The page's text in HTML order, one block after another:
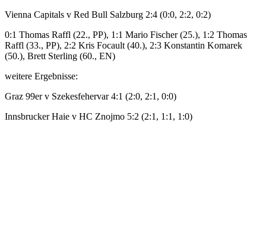
Vienna Capitals v Red Bull Salzburg 2:4 (0:0, 2:2, 0:2)
0:1 Thomas Raffl (22., PP), 1:1 Mario Fischer (25.), 1:2 Thomas
Raffl (33., PP), 2:2 Kris Focault (40.), 2:3 Konstantin Komarek
(50.), Brett Sterling (60., EN)
weitere Ergebnisse:
Graz 99er v Szekesfehervar 4:1 (2:0, 2:1, 0:0)
Innsbrucker Haie v HC Znojmo 5:2 (2:1, 1:1, 1:0)